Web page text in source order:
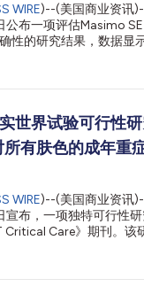
WIRE)--(美国商业资讯
公布一项评估Masimo
性的研究结果，数据显
生儿脉搏血氧仪准确性
西比大学杰克逊分校的
） 上午10点在马萨诸塞
Academic Society)大会
(Journal of Pediatrics)
色相关的临床显著差异，
一致的监测表现。”1 这
究仅针对体质脆弱和
效果评估，这些令人
世界试验可行性研
有肤色的成年重
WIRE)--(美国商业资讯
宣布，一项独特可行性
Critical Care》期刊。该
灌注患者）均能实现精